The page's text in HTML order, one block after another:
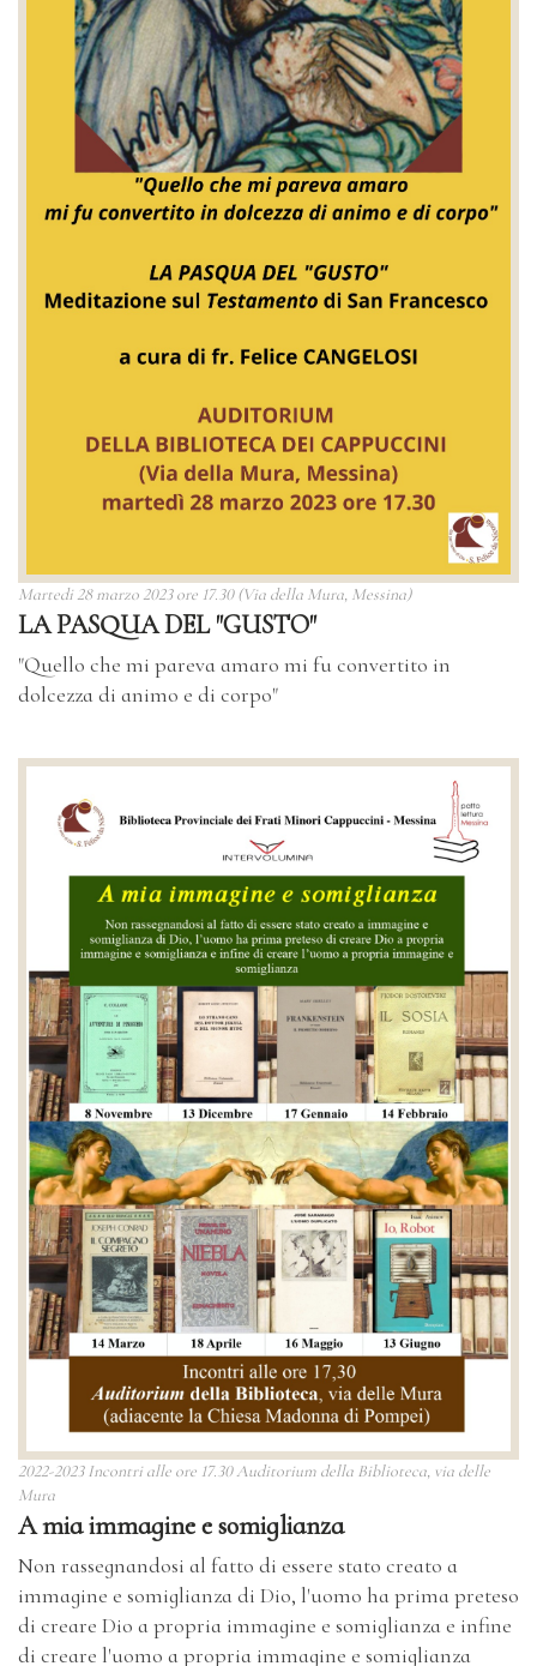
Martedi 28 marzo 2023 ore 17.30 (Via della Mura, Messina)
LA PASQUA DEL "GUSTO"
"Quello che mi pareva amaro mi fu convertito in
dolcezza di animo e di corpo"
2022-2023 Incontri alle ore 17.30 Auditorium della Biblioteca, via delle
Mura
A mia immagine e somiglianza
Non rassegnandosi al fatto di essere stato creato a
immagine e somiglianza di Dio, l'uomo ha prima preteso
di creare Dio a propria immagine e somiglianza e infine
di creare l'uomo a propria immagine e somiglianza